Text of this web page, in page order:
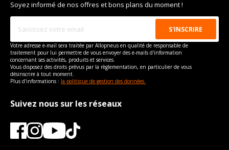
Soyez informé de nos offres et bons plans du moment !
Votre adresse e-mail sera traitée par Allopneus en qualité de responsable de
traitement pour lui permettre de vous envoyer des e-mails d'information
concernant ses activités, produits et services.
Vous disposez des droits prévus par la règlementation, en particulier de vous
désinscrire à tout moment.
Plus d'informations : la politique de gestion des données.
Suivez nous sur les réseaux